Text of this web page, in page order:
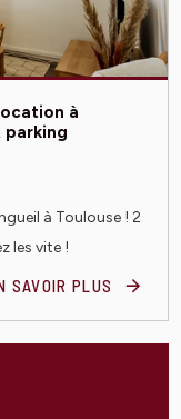
à
parking
à Toulouse ! 2
les vite !
SAVOIR PLUS